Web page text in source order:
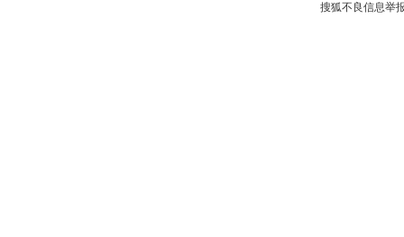
搜狐不良信息举